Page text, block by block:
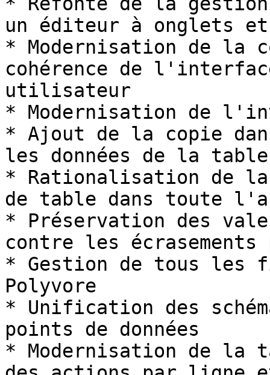
un éditeur à onglets
* Modernisation de la
cohérence de
utilisateur
* Modernisation de
* Ajout de la copie
les données de la
* Rationalisation de
de table dans toute
* Préservation des
contre les
* Gestion de tous les
Polyvore
* Unification des
points de données
* Modernisation de la